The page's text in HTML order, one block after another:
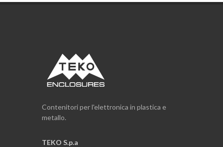
Contenitori per l'elettronica in plastica e
metallo.
TEKO S.p.a